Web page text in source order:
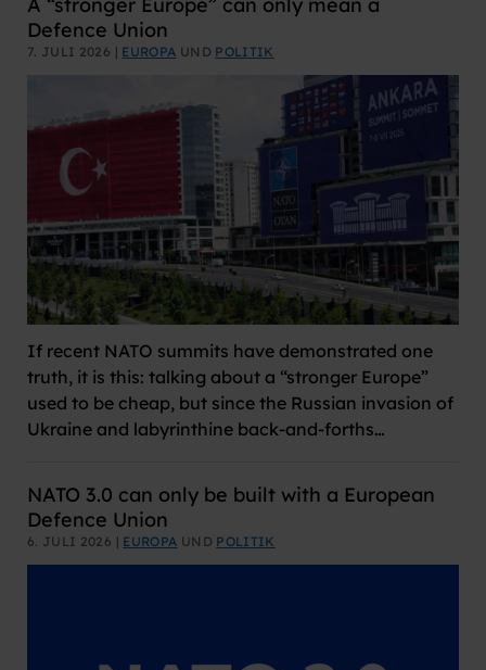
Defence Union
7. JULI 2026 | EUROPA UND POLITIK
If recent NATO summits have demonstrated one
truth, it is this: talking about a “stronger Europe”
used to be cheap, but since the Russian invasion of
Ukraine and labyrinthine back-and-forths…
NATO 3.0 can only be built with a European
Defence Union
6. JULI 2026 | EUROPA UND POLITIK